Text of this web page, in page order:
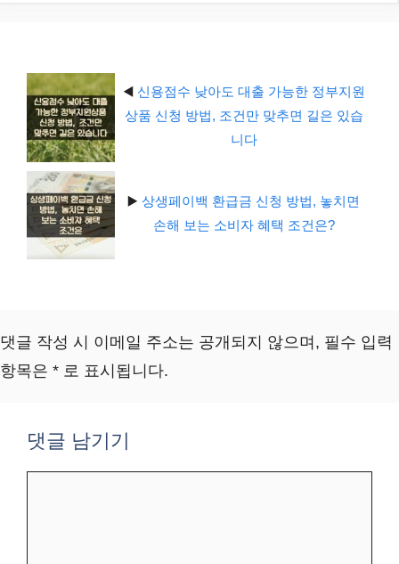
◀️ 신용점수 낮아도 대출 가능한 정부지원
상품 신청 방법, 조건만 맞추면 길은 있습
니다
▶️상생페이백 환급금 신청 방법, 놓치면
손해 보는 소비자 혜택 조건은?
댓글 작성 시 이메일 주소는 공개되지 않으며, 필수 입력
항목은 * 로 표시됩니다.
댓글 남기기